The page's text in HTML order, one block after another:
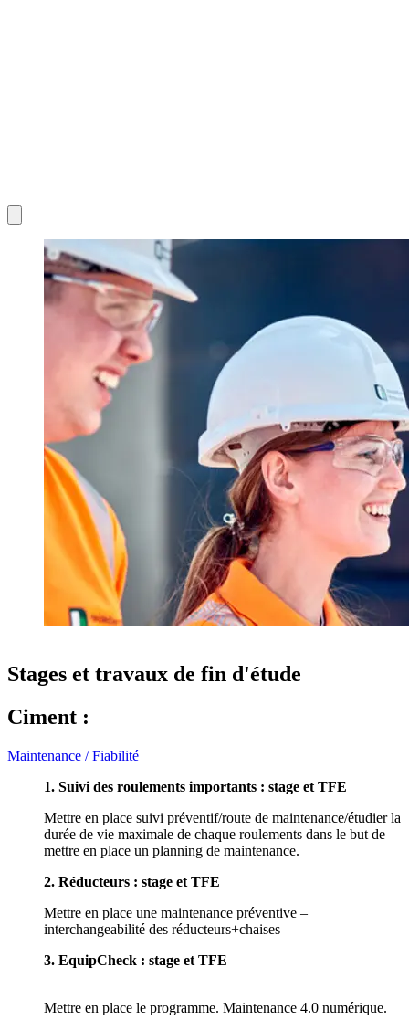
Stages et travaux de fin d'étude
Ciment :
Maintenance / Fiabilité
1. Suivi des roulements importants : stage et TFE
Mettre en place suivi préventif/route de maintenance/étudier la
durée de vie maximale de chaque roulements dans le but de
mettre en place un planning de maintenance.
2. Réducteurs : stage et TFE
Mettre en place une maintenance préventive –
interchangeabilité des réducteurs+chaises
3. EquipCheck : stage et TFE
Mettre en place le programme. Maintenance 4.0 numérique.